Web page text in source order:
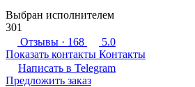
Выбран исполнителем
301
Отзывы · 168
5.0
Показать контакты Контакты
Написать в Telegram
Предложить заказ